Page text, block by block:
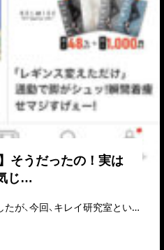
そうだったの！実は
じ…
SmartNewsにも掲載されましたが、今回、キレイ研究室というWEBメディアにおいて歌島の…